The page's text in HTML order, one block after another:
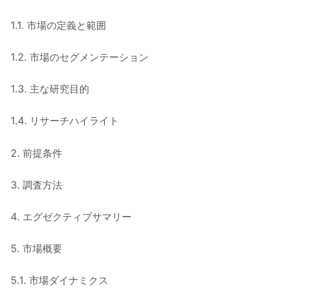
1.1. 市場の定義と範囲
1.2. 市場のセグメンテーション
1.3. 主な研究目的
1.4. リサーチハイライト
2. 前提条件
3. 調査方法
4. エグゼクティブサマリー
5. 市場概要
5.1. 市場ダイナミクス